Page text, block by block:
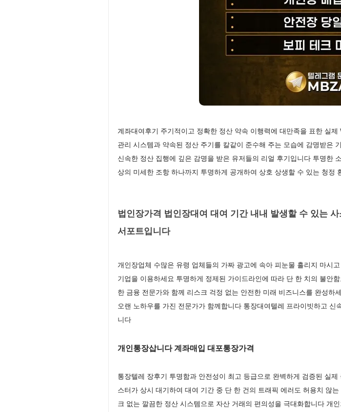
계좌대여후기 주기적이고 정확한 정산 약속 이행력에 대만족을 표한 실
관리 시스템과 약속된 정산 주기를 칼같이 준수해 주는 모습에 감명받은
신속한 정산 집행에 깊은 감명을 받은 유저들의 리얼 후기입니다 투명한
상의 미세한 조항 하나까지 투명하게 공개하여 상호 상생할 수 있는 청정
법인장가격 법인장대여 대여 기간 내내 발생할 수 있는
서포트입니다
개인장업체 수많은 유령 업체들의 가짜 광고에 속아 피눈물 흘리지 마시
기업을 이용하세요 투명하게 정제된 가이드라인에 따라 단 한 치의 불안
한 금융 전문가와 함께 리스크 걱정 없는 안전한 미래 비즈니스를 완성
오랜 노하우를 가진 전문가가 함께합니다 통장대여텔레 프라이빗하고
니다
개인통장삽니다 계좌매입 대포통장가격
통장텔레 장후기 투명함과 안전성이 최고 등급으로 완벽하게 검증된 실
스터가 상시 대기하여 대여 기간 중 단 한 건의 트래픽 에러도 허용치 않
크 없는 깔끔한 정산 시스템으로 자산 거래의 편의성을 극대화합니다 개